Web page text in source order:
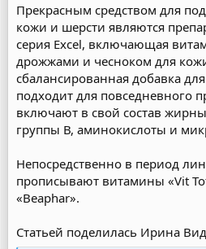
Прекрасным средством для
кожи и шерсти являются
серия Excel, включающая
дрожжами и чесноком для
сбалансированная добавка
подходит для повседневного
включают в свой состав
группы В, аминокислоты и
Непосредственно в период
прописывают витамины «Vit
«Beaphar».
Статьей поделилась Ирина